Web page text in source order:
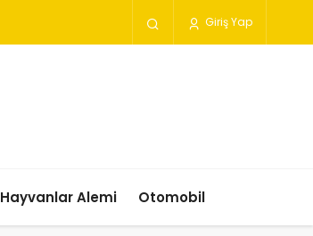
Giriş Yap
Hayvanlar Alemi Otomobil